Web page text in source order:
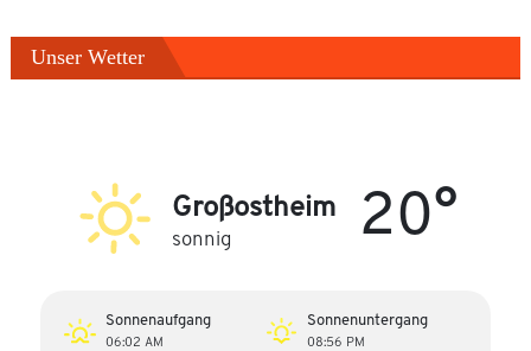
Unser Wetter
Großostheim
sonnig 20°
Sonnenaufgang
06:02 AM
Sonnenuntergang
08:56 PM